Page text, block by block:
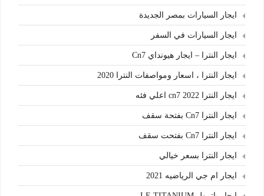
ايجار السيارات بمصر الجديدة
ايجار السيارات في السفر
ايجار النترا – ايجار هيونداي Cn7
ايجار النترا ، اسعار ومواصفات النترا 2020
ايجار النترا cn7 2022 اعلي فئه
ايجار النترا Cn7 بفتحة سقف
ايجار النترا Cn7 بفتحت سقف
ايجار النترا بسعر خيالي
ايجار ام جي الرياضيه 2021